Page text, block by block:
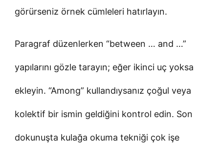
görürseniz örnek cümleleri hatırlayın.
Paragraf düzenlerken “between … and …”
yapılarını gözle tarayın; eğer ikinci uç yoksa
ekleyin. “Among” kullandıysanız çoğul veya
kolektif bir ismin geldiğini kontrol edin. Son
dokunuşta kulağa okuma tekniği çok işe